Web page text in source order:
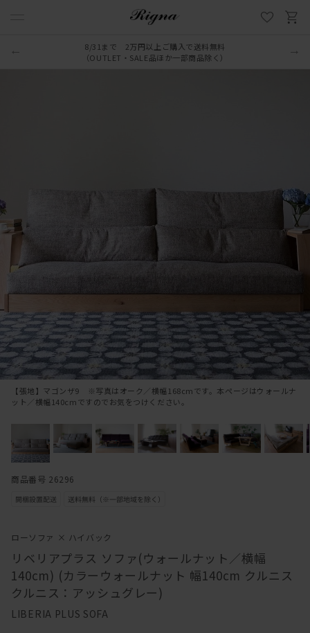
8/31まで 2万円以上ご購入で送料無料
（OUTLET・SALE品ほか一部商品除く）
ローソファ × ハイバック
リベリアプラス ソファ(ウォールナット／横幅
140cm) (カラーウォールナット 幅140cm クルニス
クルニス：アッシュグレー)
LIBERIA PLUS SOFA
【張地】マゴンザ9 ※写真はオーク／横幅168cmです。本ページはウォールナ
ット／横幅140cmですのでお気をつけください。
商品番号 26296